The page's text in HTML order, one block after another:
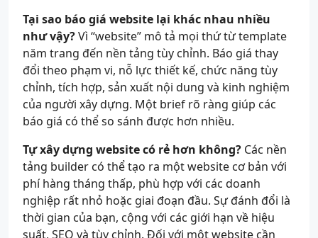
Tại sao báo giá website lại khác nhau nhiều
như vậy?Vì “website” mô tả mọi thứ từ template
năm trang đến nền tảng tùy chỉnh. Báo giá thay
đổi theo phạm vi, nỗ lực thiết kế, chức năng tùy
chỉnh, tích hợp, sản xuất nội dung và kinh nghiệm
của người xây dựng. Một brief rõ ràng giúp các
báo giá có thể so sánh được hơn nhiều.
Tự xây dựng website có rẻ hơn không? Các nền
tảng builder có thể tạo ra một website cơ bản với
phí hàng tháng thấp, phù hợp với các doanh
nghiệp rất nhỏ hoặc giai đoạn đầu. Sự đánh đổi là
thời gian của bạn, cộng với các giới hạn về hiệu
suất, SEO và tùy chỉnh. Đối với một website cần